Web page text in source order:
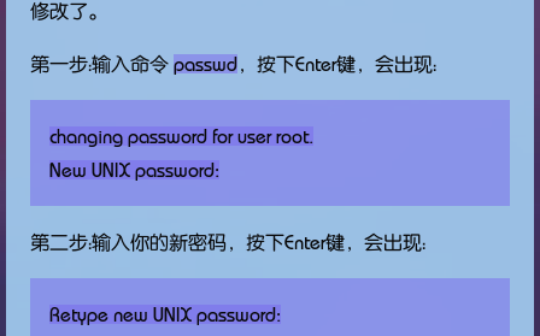
修改了。
第一步：输入命令 passwd ，按下Enter键，会出现：
changing password for user root.
第二步：输入你的新密码，按下Enter键，会出现：